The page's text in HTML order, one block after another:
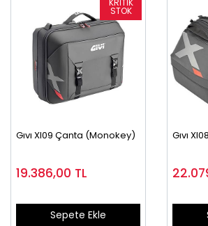
Gıvı Xl09 Çanta (Monokey)
19.386,00 TL
Sepete Ekle
Gıvı